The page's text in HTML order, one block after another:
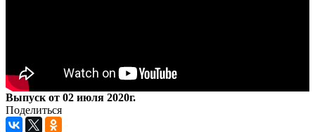
Выпуск от 02 июля 2020г.
Поделиться